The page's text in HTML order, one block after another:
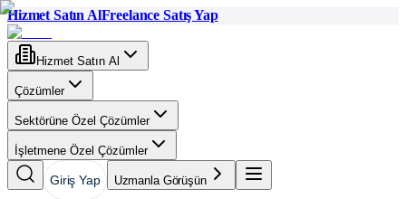
Hizmet Satın AlFreelance Satış Yap
Hizmet Satın Al
Çözümler
Sektörüne Özel Çözümler
İşletmene Özel Çözümler
Giriş Yap Uzmanla Görüşün